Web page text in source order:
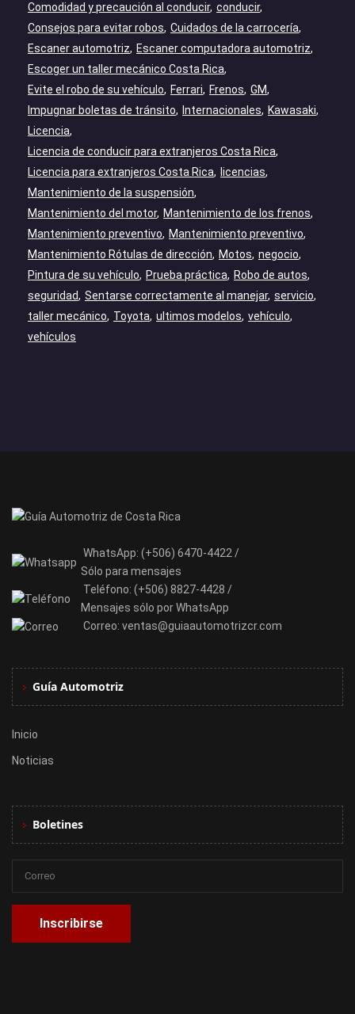
Comodidad y precaución al conducir conducir
Consejos para evitar robos Cuidados de la carrocería
Escaner automotriz
Escaner computadora automotriz
Escoger un taller mecánico Costa Rica
Evite el robo de su vehículo
Ferrari Frenos GM
Impugnar boletas de tránsito
Internacionales
Kawasaki
Licencia
Licencia de conducir para extranjeros Costa Rica
Licencia para extranjeros Costa Rica
licencias
Mantenimiento de la suspensión
Mantenimiento del motor
Mantenimiento de los frenos
Mantenimiento preventivo
Mantenimiento preventivo
Mantenimiento Rótulas de dirección
Motos negocio
Pintura de su vehículo
Prueba práctica
Robo de autos
seguridad
Sentarse correctamente al manejar servicio
taller mecánico
Toyota ultimos modelos vehículo
vehículos
WhatsApp: (+506) 6470-4422 /
Sólo para mensajes
Teléfono: (+506) 8827-4428 /
Mensajes sólo por WhatsApp
Correo: ventas@guiaautomotrizcr.com
Guía Automotriz
Inicio
Noticias
Boletines